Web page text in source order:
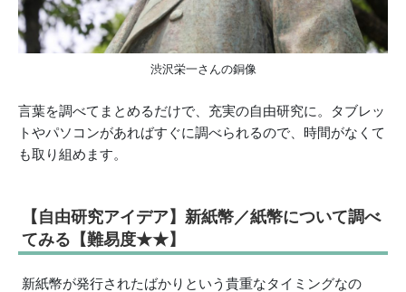
渋沢栄一さんの銅像
言葉を調べてまとめるだけで、充実の自由研究に。タブレッ
トやパソコンがあればすぐに調べられるので、時間がなくて
も取り組めます。
【自由研究アイデア】新紙幣／紙幣について調べ
てみる【難易度★★】
新紙幣が発行されたばかりという貴重なタイミングなの